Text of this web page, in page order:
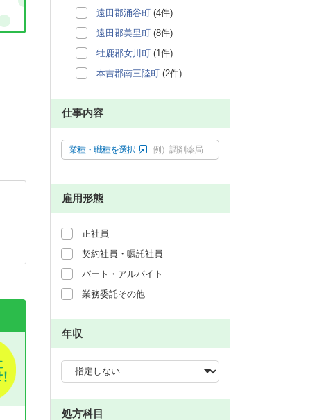
遠田郡涌谷町 (4件)
遠田郡美里町 (8件)
牡鹿郡女川町 (1件)
本吉郡南三陸町 (2件)
仕事内容
業種・職種を選択 例）調剤薬局
雇用形態
正社員
契約社員・嘱託社員
パート・アルバイト
業務委託その他
年収
処方科目